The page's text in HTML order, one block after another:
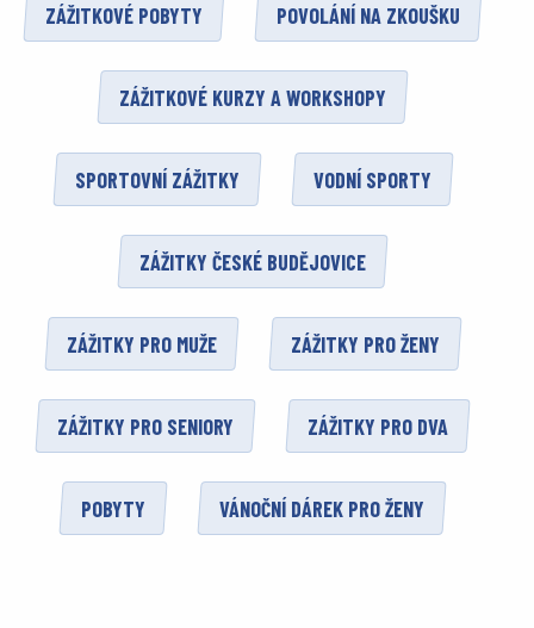
ZÁŽITKOVÉ POBYTY POVOLÁNÍ NA ZKOUŠKU
ZÁŽITKOVÉ KURZY A WORKSHOPY
SPORTOVNÍ ZÁŽITKY VODNÍ SPORTY
ZÁŽITKY ČESKÉ BUDĚJOVICE
ZÁŽITKY PRO MUŽE ZÁŽITKY PRO ŽENY
ZÁŽITKY PRO SENIORY ZÁŽITKY PRO DVA
POBYTY VÁNOČNÍ DÁREK PRO ŽENY